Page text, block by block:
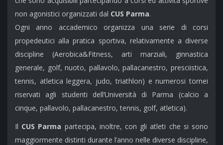
non agonistici organizzati dal CUS Parma.
Ogni anno accademico organizza una serie di corsi
propedeutici alla pratica sportiva, relativamente a diverse
discipline (Aerobica&Fitness, arti marziali, ginnastica
generale, golf, nuoto, pallavolo, pallacanestro, presciistica,
tennis, atletica leggera, judo, triathlon) e numerosi tornei
riservati agli studenti dell’Università di Parma (calcio a
cinque, pallavolo, pallacanestro, tennis, golf, atletica).
Il CUS Parma partecipa, inoltre, con gli atleti che si sono
maggiormente distinti durante l’anno nelle diverse discipline,